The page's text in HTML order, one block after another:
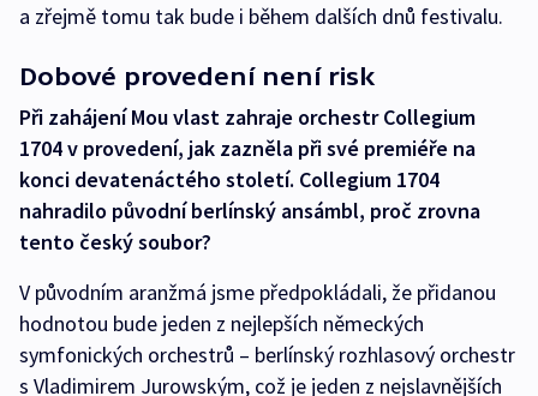
a zřejmě tomu tak bude i během dalších dnů festivalu.
Dobové provedení není risk
Při zahájení Mou vlast zahraje orchestr Collegium
1704 v provedení, jak zazněla při své premiéře na
konci devatenáctého století. Collegium 1704
nahradilo původní berlínský ansámbl, proč zrovna
tento český soubor?
V původním aranžmá jsme předpokládali, že přidanou
hodnotou bude jeden z nejlepších německých
symfonických orchestrů – berlínský rozhlasový orchestr
s Vladimirem Jurowským, což je jeden z nejslavnějších